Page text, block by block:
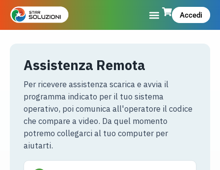
Accedi
Assistenza Remota
Per ricevere assistenza scarica e avvia il
programma indicato per il tuo sistema
operativo, poi comunica all'operatore il codice
che compare a video. Da quel momento
potremo collegarci al tuo computer per
aiutarti.